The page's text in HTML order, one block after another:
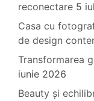
reconectare 5
Casa cu
de design
Transformarea
iunie 2026
Beauty și